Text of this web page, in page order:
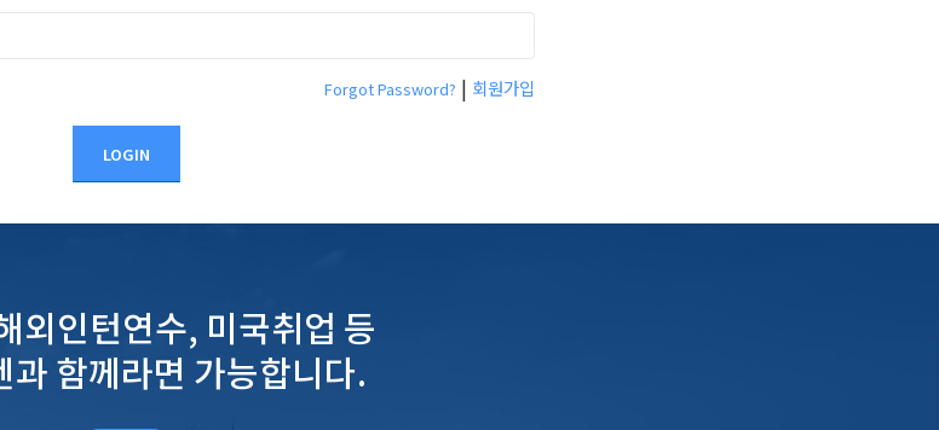
Forgot Password? | 회원가입
LOGIN
외인턴연수, 미국취업 등
과 함께라면 가능합니다.